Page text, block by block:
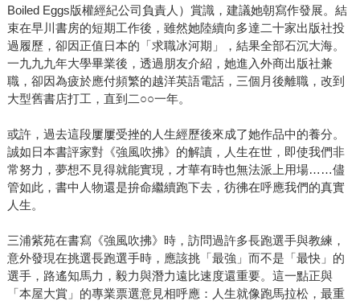
Boiled Eggs版權經紀公司負責人）賞識，建議她朝寫作發展。結
束在早川書房的短期工作後，雖然她陸續向多達二十家出版社投
過履歷，卻因正值日本的「求職冰河期」，結果全部石沉大海。
一九九九年大學畢業後，透過朋友介紹，她進入外商出版社兼
職，卻因為疲於應付頻繁的越洋英語電話，三個月後離職，改到
大型舊書店打工，直到二○○一年。
或許，過去這段屢屢受挫的人生經歷後來成了她作品中的養分。
誠如日本書評家對《強風吹拂》的解讀，人生在世，即使我們非
常努力，夢想不見得就能實現，才華有時也無法派上用場……儘
管如此，書中人物還是拚命繼續跑下去，彷彿在呼應我們的真實
人生。
三浦紫苑在書寫《強風吹拂》時，訪問過許多長跑選手與教練，
意外發現在挑選長跑選手時，應該挑「最強」而不是「最快」的
選手，路遙知馬力，毅力與潛力遠比速度還重要。這一點正與
「本屋大賞」的專業票選意見相呼應：人生就像跑馬拉松，最重